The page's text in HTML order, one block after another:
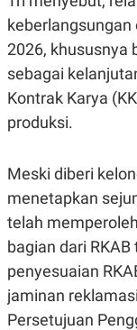
C
A
D
E
Y
L
E
A
S
.
D
L
G
A
N
A
N
C
E
A
K
K
E
J
A
E
M
T
N
2026, khususnya
sebagai
Kontrak Karya
produksi.
Meski diberi
menetapkan
telah
bagian dari
penyesuaian
jaminan
Persetujuan